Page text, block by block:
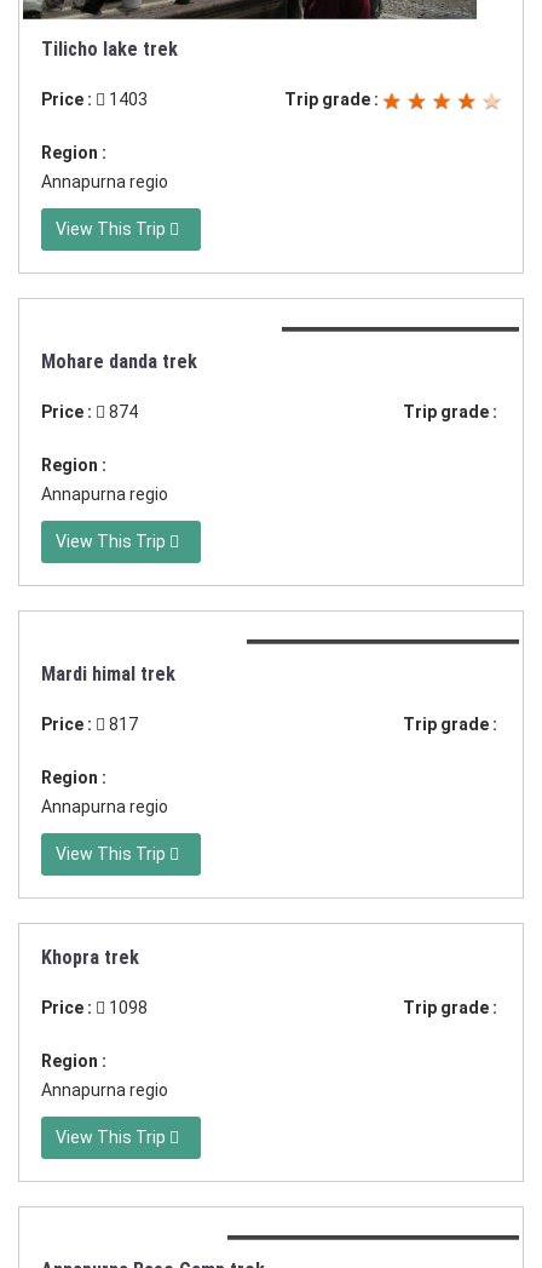
Tilicho lake trek
Price : 1403 Trip grade :
Region :
Annapurna regio
View This Trip
Mohare danda trek
Price : 874 Trip grade :
Region :
Annapurna regio
View This Trip
Mardi himal trek
Price : 817 Trip grade :
Region :
Annapurna regio
View This Trip
Khopra trek
Price : 1098 Trip grade :
Region :
Annapurna regio
View This Trip
Duration:11 of 15 dagen trekking